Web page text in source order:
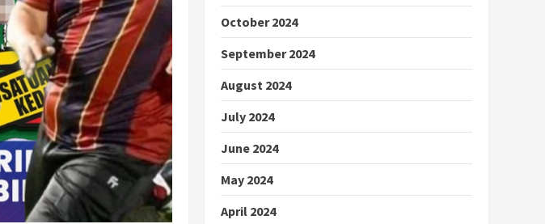
October 2024
September 2024
August 2024
July 2024
June 2024
May 2024
April 2024